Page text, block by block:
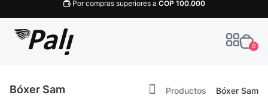
Por compras superiores a COP100.000
0
Bóxer Sam Productos Bóxer Sam